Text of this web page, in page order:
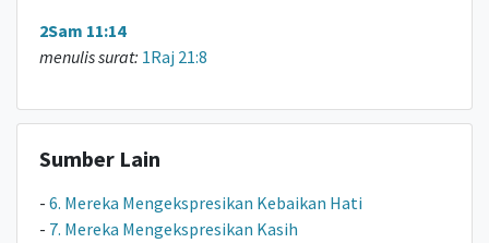
2Sam 11:14
menulis surat: 1Raj 21:8
Sumber Lain
- 6. Mereka Mengekspresikan Kebaikan Hati
- 7. Mereka Mengekspresikan Kasih